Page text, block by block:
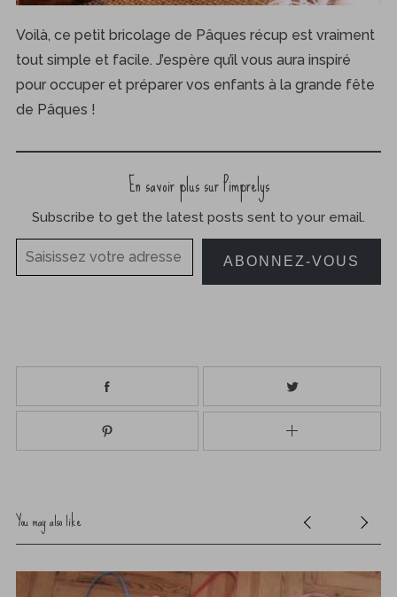
Voilà, ce petit bricolage de Pâques récup est vraiment
tout simple et facile. J’espère qu’il vous aura inspiré
pour occuper et préparer vos enfants à la grande fête
de Pâques !
En savoir plus sur Pimprelys
Subscribe to get the latest posts sent to your email.
Saisissez votre adresse e-mail…
ABONNEZ-VOUS
You may also like